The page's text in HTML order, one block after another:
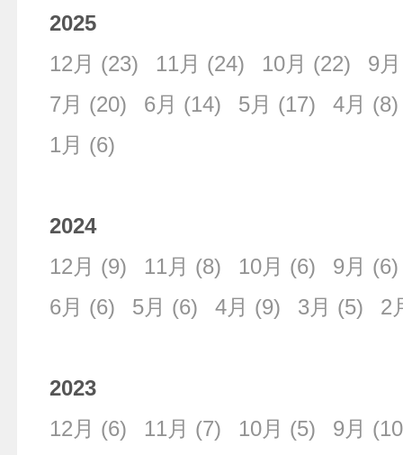
2025
12月 (23) 11月 (24) 10月 (22) 9月
7月 (20) 6月 (14) 5月 (17) 4月 (8)
1月 (6)
2024
12月 (9) 11月 (8) 10月 (6) 9月 (6)
6月 (6) 5月 (6) 4月 (9) 3月 (5) 2
2023
12月 (6) 11月 (7) 10月 (5) 9月